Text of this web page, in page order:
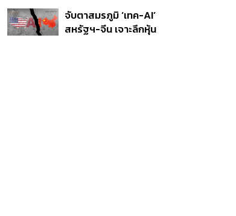
จับตาสมรภูมิ ‘เทค-AI’
สหรัฐฯ-จีน เจาะลึกหุ้น